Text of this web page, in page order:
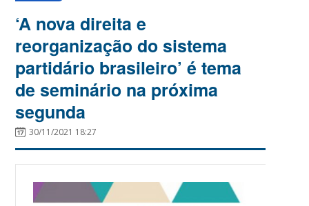
‘A nova direita e
reorganização do sistema
partidário brasileiro’ é tema
de seminário na próxima
segunda
30/11/2021 18:27